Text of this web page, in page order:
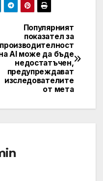
Популярният
показател за
производителност
AI може да бъде
недостатъчен,
предупреждават
изследователите
от мета